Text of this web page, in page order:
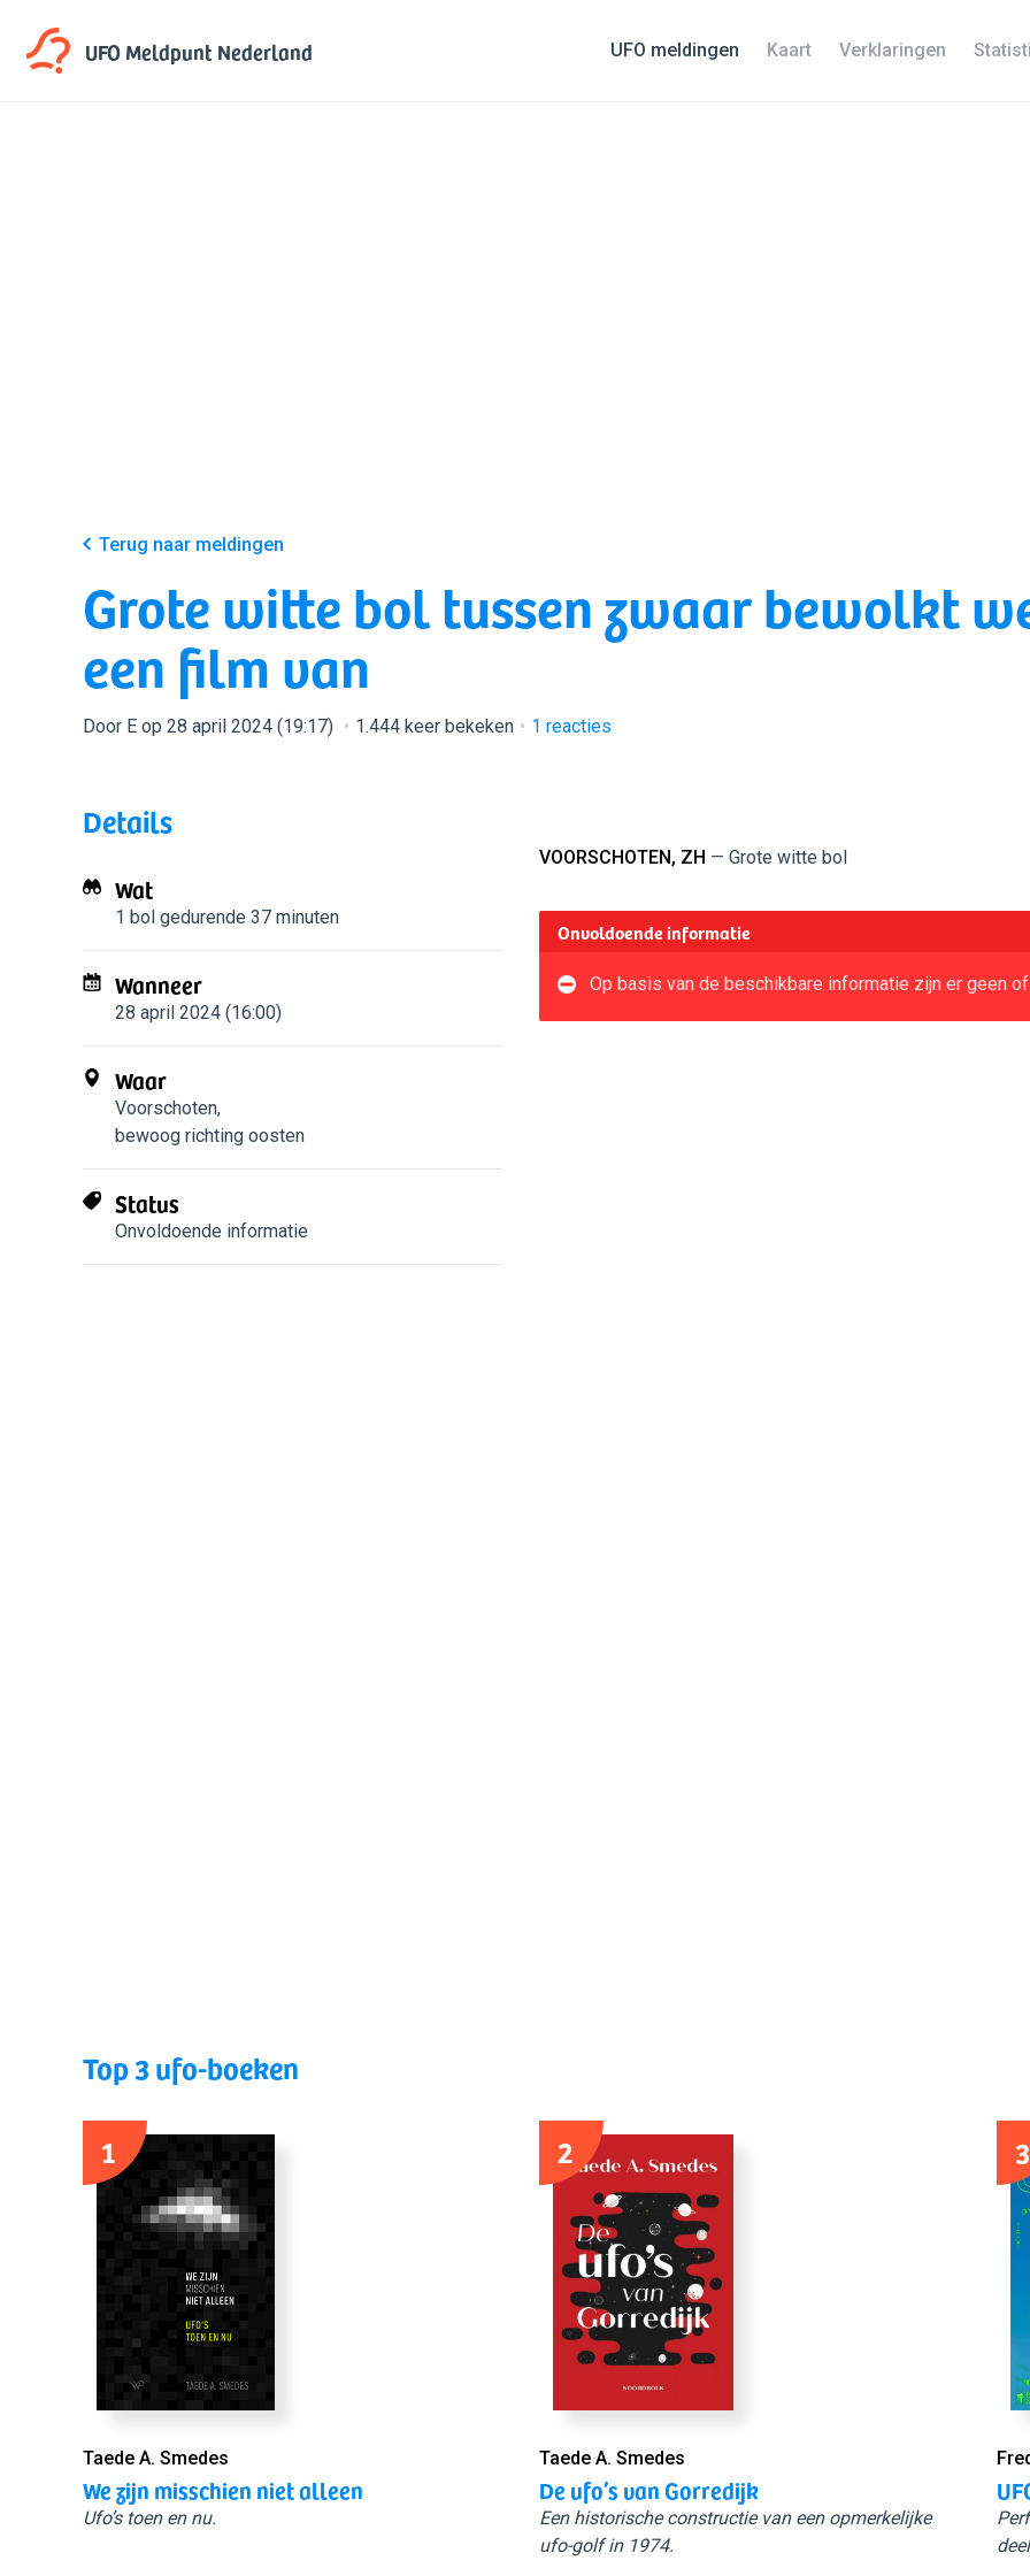
UFO MeldpuntNederland UFO meldingen Kaart Verklaringen
Terug naar meldingen
Grote witte bol tussen zwaar bewolkt
een film van
Door E op 28 april 2024 (19:17) 1.444 keer bekeken 1 reacties
Details
Wat
1 bol gedurende 37 minuten
Wanneer
28 april 2024 (16:00)
Waar
Voorschoten,
bewoog richting oosten
Status
Onvoldoende informatie
VOORSCHOTEN, ZH — Grote witte bol
Onvoldoende informatie
Op basis van de beschikbare informatie zijn er geen
Top 3 ufo-boeken
1
Taede A. Smedes
We zijn misschien niet alleen
Ufo’s toen en nu.
2
Taede A. Smedes
De ufo’s van Gorredijk
Een historische constructie van een opmerkelijke
ufo-golf in 1974.
3